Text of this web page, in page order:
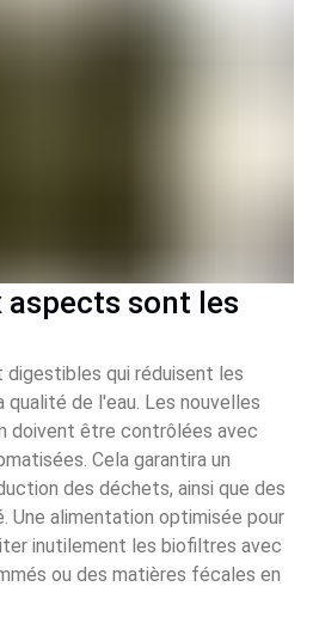
aspects sont les
digestibles qui réduisent les
de l'eau. Les nouvelles
doivent être contrôlées avec
Cela garantira un
des déchets, ainsi que des
Une alimentation optimisée pour
inutilement les biofiltres avec
ou des matières fécales en